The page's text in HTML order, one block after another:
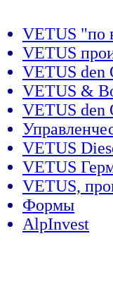
VETUS "по
VETUS
VETUS den
VETUS &
VETUS den
VETUS
VETUS
VETUS,
Формы
AlpInvest